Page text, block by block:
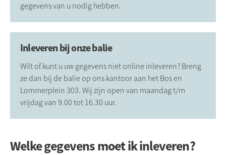
gegevens van u nodig hebben.
Inleveren bij onze balie
Wilt of kunt u uw gegevens niet online inleveren? Breng
ze dan bij de balie op ons kantoor aan het Bos en
Lommerplein 303. Wij zijn open van maandag t/m
vrijdag van 9.00 tot 16.30 uur.
Welke gegevens moet ik inleveren?